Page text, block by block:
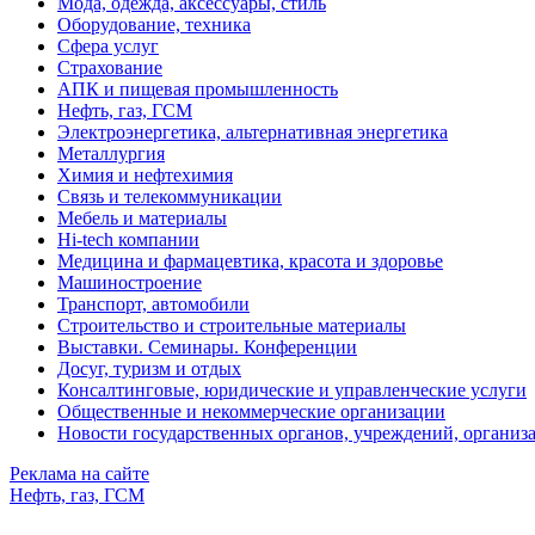
Оборудование, техника
Сфера услуг
Страхование
АПК и пищевая промышленность
Нефть, газ, ГСМ
Электроэнергетика, альтернативная энергетика
Металлургия
Химия и нефтехимия
Связь и телекоммуникации
Мебель и материалы
Hi-tech компании
Медицина и фармацевтика, красота и здоровье
Машиностроение
Транспорт, автомобили
Строительство и строительные материалы
Выставки. Семинары. Конференции
Досуг, туризм и отдых
Консалтинговые, юридические и управленческие услуги
Общественные и некоммерческие организации
Новости государственных органов, учреждений,
Реклама на сайте
Нефть, газ, ГСМ